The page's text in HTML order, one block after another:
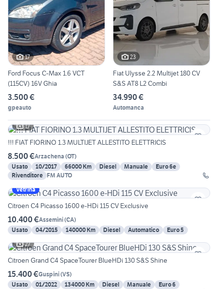
17
Ford Focus C-Max 1.6 VCT
(115CV) 16V Ghia
3.500 €
gpeauto
23
Fiat Ulysse 2.2 Multijet 180 CV
S&S AT8 L2 Combi
34.990 €
Automanca
17
!!! FIAT FIORINO 1.3 MULTIJET ALLESTITO ELETTRICIS
8.500 €Arzachena (OT)
Usato
10/2017 66000 Km Diesel Manuale
Euro 6e
Rivenditore FM AUTO
Vetrina
Citroen C4 Picasso 1600 e-HDi 115 CV Exclusive
10.400 €Assemini(CA)
Usato
04/2015 140000 Km Diesel Automatico
Euro 5
27
Citroen Grand C4 SpaceTourer BlueHDi 130 S&S Shine
15.400 €Guspini(VS)
Usato
01/2022 134000 Km Diesel Manuale
Euro 6